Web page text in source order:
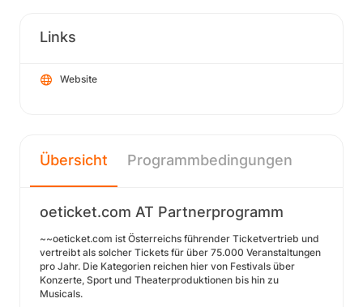
Links
Website
Übersicht Programmbedingungen
oeticket.com AT Partnerprogramm
~~oeticket.com ist Österreichs führender Ticketvertrieb und
vertreibt als solcher Tickets für über 75.000 Veranstaltungen
pro Jahr. Die Kategorien reichen hier von Festivals über
Konzerte, Sport und Theaterproduktionen bis hin zu
Musicals.